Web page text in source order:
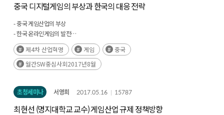
중국 디지털게임의 부상과 한국의 대응 전략
- 중국 게임산업의 부상
- 한국 온라인게임의 발전
- 중국의 도전과 4차 혁명을 넘어야하는 한국 게임
제4차 산업혁명 게임
중국
월간SW중심사회2017년8월
초청세미나 서영희 2017.05.16 15787
최현선 (명지대학교 교수) 게임산업 규제 정책방향